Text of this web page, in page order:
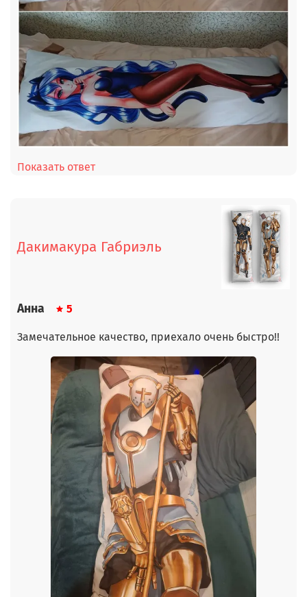
Показать ответ
Дакимакура Габриэль
Анна 5
Замечательное качество, приехало очень быстро!!